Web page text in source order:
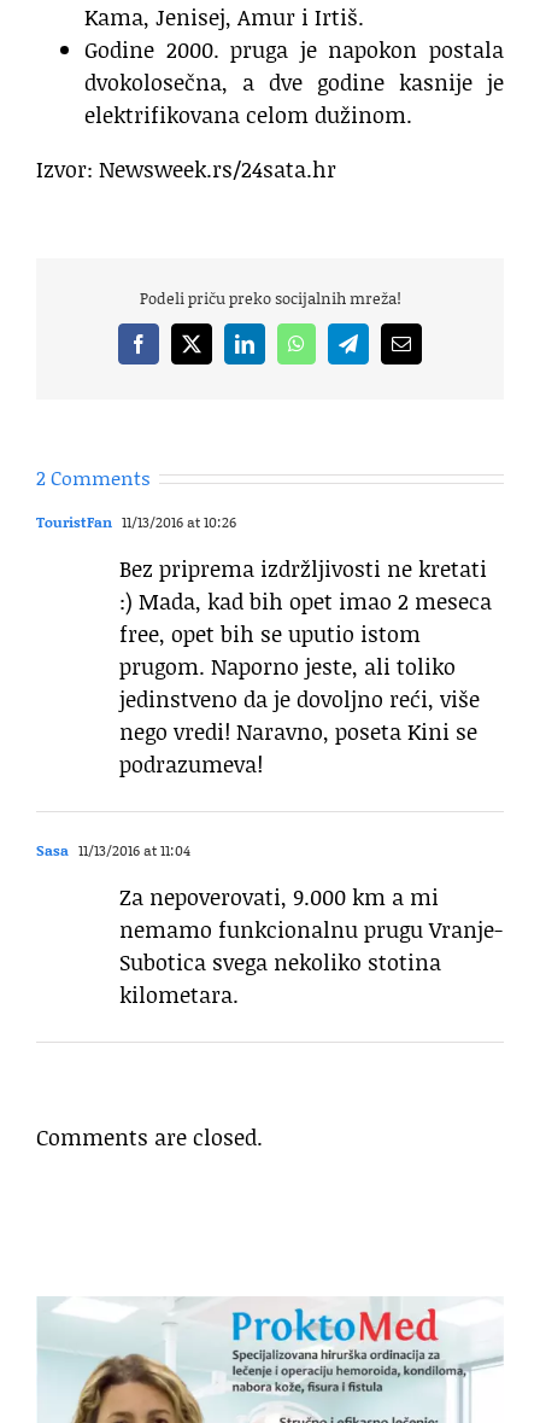
Kama, Jenisej, Amur i Irtiš.
Godine 2000. pruga je napokon postala
dvokolosečna, a dve godine kasnije je
elektrifikovana celom dužinom.
Izvor: Newsweek.rs/24sata.hr
Podeli priču preko socijalnih mreža!
Facebook
X LinkedInWhatsAppTelegramEmail
2 Comments
TouristFan 11/13/2016 at 10:26
Bez priprema izdržljivosti ne kretati
:) Mada, kad bih opet imao 2 meseca
free, opet bih se uputio istom
prugom. Naporno jeste, ali toliko
jedinstveno da je dovoljno reći, više
nego vredi! Naravno, poseta Kini se
podrazumeva!
Sasa 11/13/2016 at 11:04
Za nepoverovati, 9.000 km a mi
nemamo funkcionalnu prugu Vranje-
Subotica svega nekoliko stotina
kilometara.
Comments are closed.